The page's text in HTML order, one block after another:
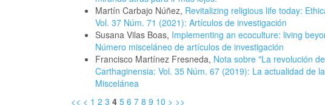
Martín Carbajo Núñez, Revitalizing religious life today:
Vol. 37 Núm. 71 (2021): Artículos de investigación
Susana Vilas Boas, Implementing an ecoculture: living
Número misceláneo de artículos de investigación
Francisco Martínez Fresneda, Nota sobre "La revolución
Carthaginensia: Vol. 35 Núm. 67 (2019): La actualidad de
Miscelánea
<< < 1 2 3 4 5 6 7 8 9 10 > >>